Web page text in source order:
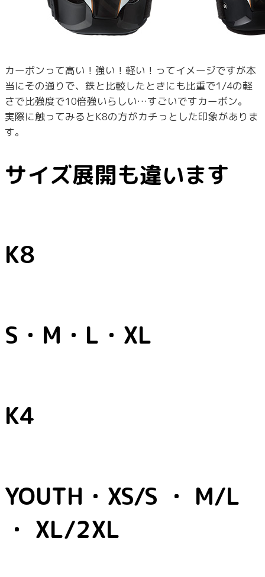
カーボンって高い！強い！軽い！ってイメージですが本
当にその通りで、鉄と比較したときにも比重で1/4の軽
さで比強度で10倍強いらしい…すごいですカーボン。
実際に触ってみるとK8の方がカチっとした印象がありま
す。
サイズ展開も違います
K8
S・M・L・XL
K4
YOUTH・XS/S ・ M/L
・ XL/2XL